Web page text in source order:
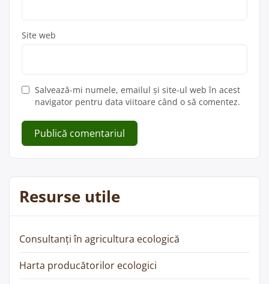
Site web
Salvează-mi numele, emailul și site-ul web în acest
navigator pentru data viitoare când o să comentez.
Resurse utile
Consultanți în agricultura ecologică
Harta producătorilor ecologici